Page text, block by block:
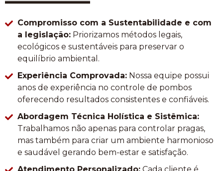
Compromisso com a Sustentabilidade e com
a legislação: Priorizamos métodos legais,
ecológicos e sustentáveis para preservar o
equilíbrio ambiental.
Experiência Comprovada: Nossa equipe possui
anos de experiência no controle de pombos
oferecendo resultados consistentes e confiáveis.
Abordagem Técnica Holística e Sistêmica:
Trabalhamos não apenas para controlar pragas,
mas também para criar um ambiente harmonioso
e saudável gerando bem-estar e satisfação.